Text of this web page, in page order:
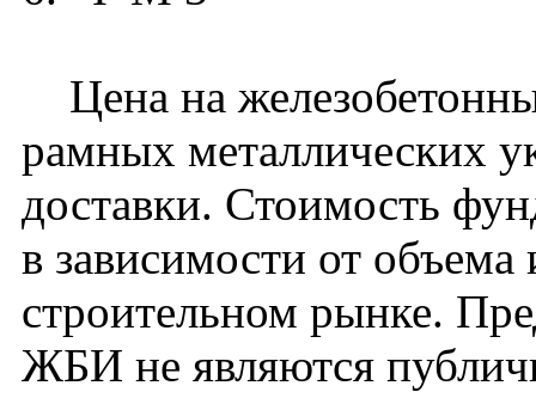
Цена на
рамных металлических
доставки. Стоимость
в зависимости от
строительном рынке.
ЖБИ не являются